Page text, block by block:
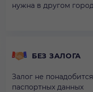
нужна в другом
БЕЗ ЗАЛОГА
Залог не
паспортных данных